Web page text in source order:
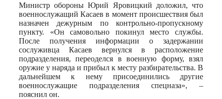
Министр обороны Юрий Яровицкий доложил, что
военнослужащий Касаев в момент происшествия был
назначен дежурным по контрольно-пропускному
пункту. «Он самовольно покинул место службы.
После получения информации о задержании
сослуживца Касаев вернулся в расположение
подразделения, переоделся в военную форму, взял
оружие у наряда и прибыл к месту разбирательства. В
дальнейшем к нему присоединились другие
военнослужащие подразделения спецназа», –
пояснил он.